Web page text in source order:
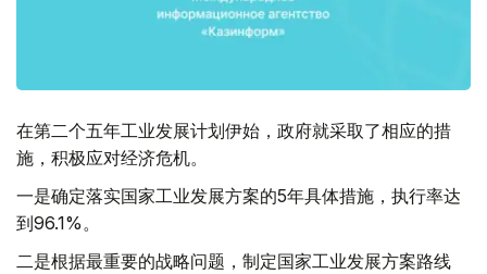
在第二个五年工业发展计划伊始，政府就采取了相应的措
施，积极应对经济危机。
一是确定落实国家工业发展方案的5年具体措施，执行率达
到96.1%。
二是根据最重要的战略问题，制定国家工业发展方案路线